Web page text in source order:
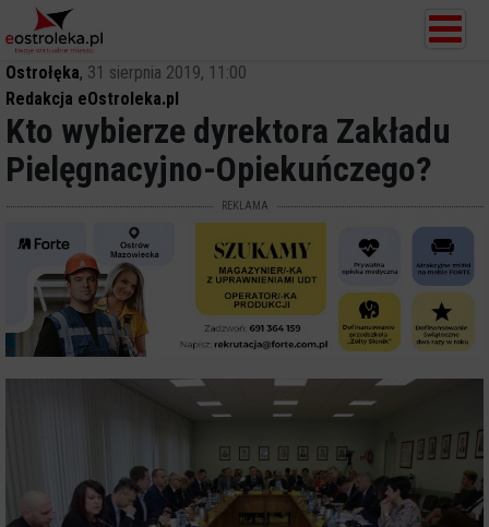
Ostrołęka, 31 sierpnia 2019, 11:00
Redakcja eOstroleka.pl
Kto wybierze dyrektora Zakładu
Pielęgnacyjno-Opiekuńczego?
REKLAMA